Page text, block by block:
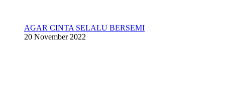
AGAR CINTA SELALU BERSEMI
20 November 2022